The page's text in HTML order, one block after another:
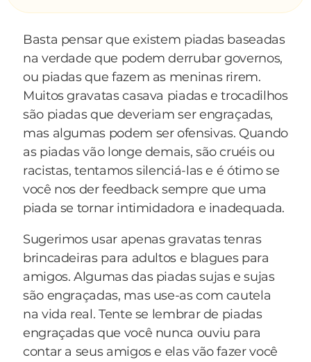
Basta pensar que existem piadas baseadas
na verdade que podem derrubar governos,
ou piadas que fazem as meninas rirem.
Muitos gravatas casava piadas e trocadilhos
são piadas que deveriam ser engraçadas,
mas algumas podem ser ofensivas. Quando
as piadas vão longe demais, são cruéis ou
racistas, tentamos silenciá-las e é ótimo se
você nos der feedback sempre que uma
piada se tornar intimidadora e inadequada.
Sugerimos usar apenas gravatas tenras
brincadeiras para adultos e blagues para
amigos. Algumas das piadas sujas e sujas
são engraçadas, mas use-as com cautela
na vida real. Tente se lembrar de piadas
engraçadas que você nunca ouviu para
contar a seus amigos e elas vão fazer você